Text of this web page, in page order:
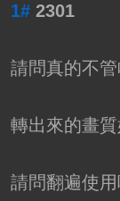
1# 2301
請問真的不
轉出來的畫
請問翻遍使